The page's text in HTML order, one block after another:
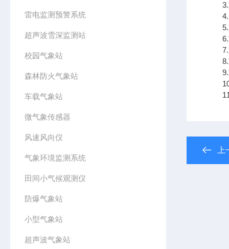
雷电监测预警系统
超声波雪深监测站
校园气象站
森林防火气象站
车载气象站
微气象传感器
风速风向仪
气象环境监测系统
田间小气候观测仪
防爆气象站
小型气象站
超声波气象站
3.支
4.云
5.支
6.支
7.
8.支
9.支
10.
11.